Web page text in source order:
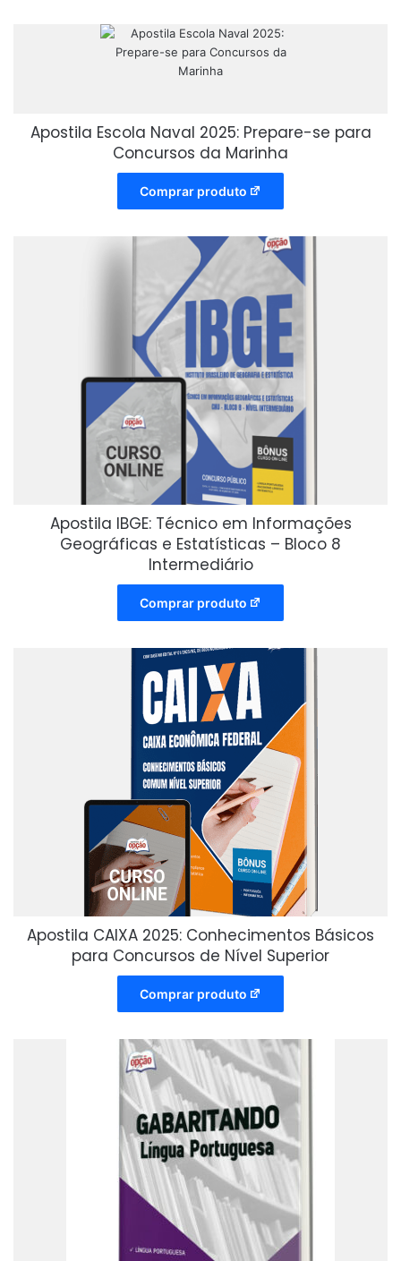
Apostila Escola Naval 2025: Prepare-se para
Concursos da Marinha
Comprar produto
Apostila IBGE: Técnico em Informações
Geográficas e Estatísticas – Bloco 8
Intermediário
Comprar produto
Apostila CAIXA 2025: Conhecimentos Básicos
para Concursos de Nível Superior
Comprar produto